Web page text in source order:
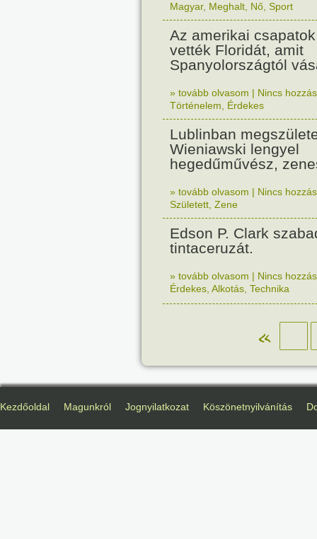
Magyar, Meghalt Nő Sport
Az amerikai
vették Floridát, amit
Spanyolországtól
» tovább olvasom | Nincs
Történelem
Érdekes
Lublinban
Wieniawski lengyel
hegedűművész,
» tovább olvasom | Nincs
Született Zene
Edson P. Clark
tintaceruzát.
» tovább olvasom | Nincs
Érdekes Alkotás Technika
«
Kezdőoldal Magunkról Jognyilatkozat Köszönetnyilvánítás